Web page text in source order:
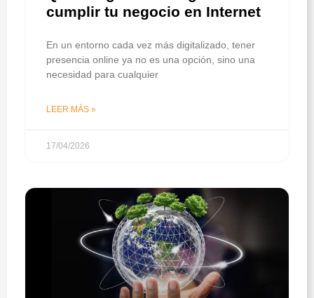
cumplir tu negocio en Internet
En un entorno cada vez más digitalizado, tener
presencia online ya no es una opción, sino una
necesidad para cualquier
LEER MÁS »
17/04/2026